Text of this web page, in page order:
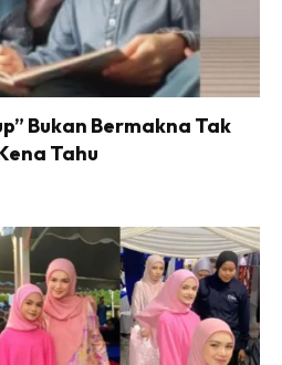
Bukan Bermakna Tak
Tahu